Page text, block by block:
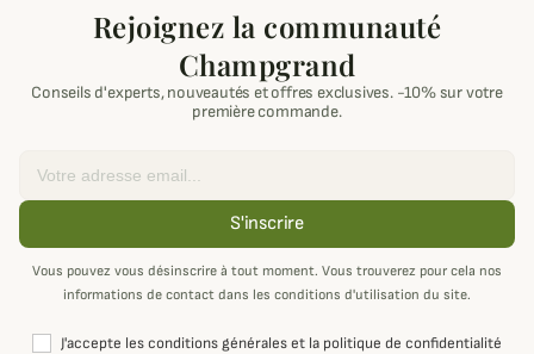
Rejoignez la communauté
Champgrand
Conseils d'experts, nouveautés et offres exclusives. -10% sur votre
première commande.
S'inscrire
Vous pouvez vous désinscrire à tout moment. Vous trouverez pour cela nos
informations de contact dans les conditions d'utilisation du site.
J'accepte les conditions générales et la politique de confidentialité